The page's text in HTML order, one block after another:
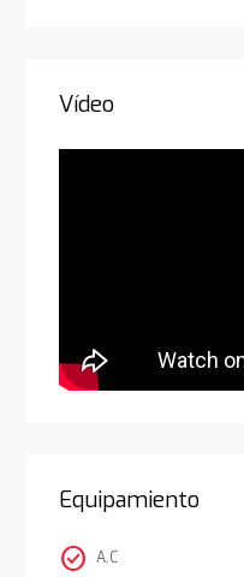
Vídeo
Equipamiento
check_circle A.C